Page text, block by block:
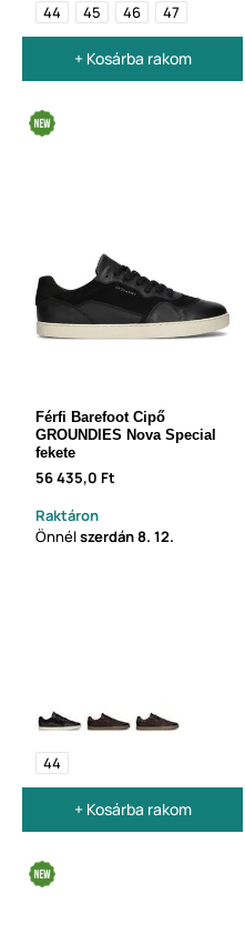
44 45 46 47
+ Kosárba rakom
Férfi Barefoot Cipő
GROUNDIES Nova Special
fekete
56 435,0 Ft
Raktáron
Önnélszerdán8. 12.
44
+ Kosárba rakom